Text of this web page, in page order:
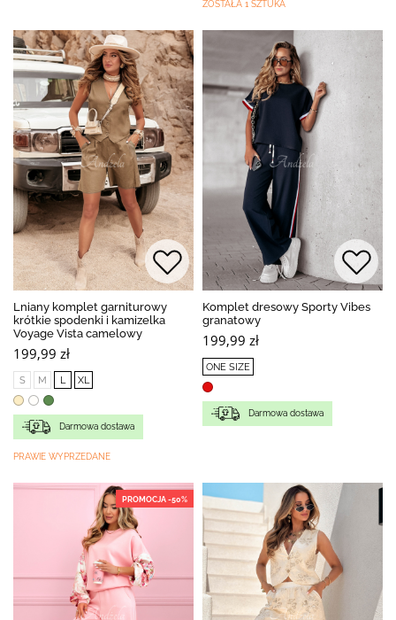
ZOSTAŁA 1 SZTUKA
Lniany komplet garniturowy
krótkie spodenki i kamizelka
Voyage Vista camelowy
199,99 zł
S M L XL
Darmowa dostawa
PRAWIE WYPRZEDANE
Komplet dresowy Sporty Vibes
granatowy
199,99 zł
ONE SIZE
Darmowa dostawa
PROMOCJA -50%